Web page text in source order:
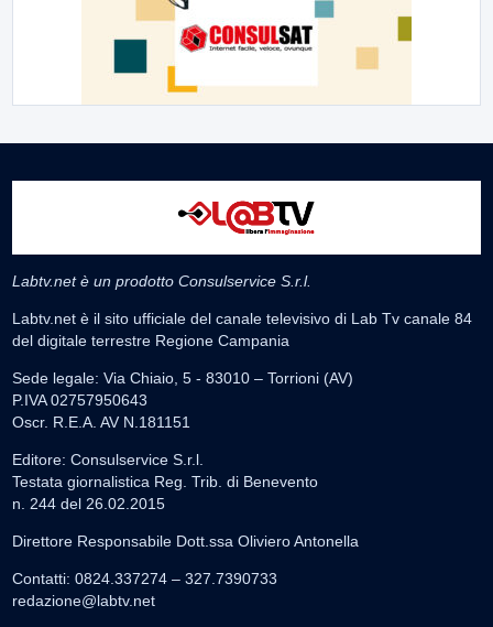
Labtv.net è un prodotto Consulservice S.r.l.
Labtv.net è il sito ufficiale del canale televisivo di Lab Tv canale 84
del digitale terrestre Regione Campania
Sede legale: Via Chiaio, 5 - 83010 – Torrioni (AV)
P.IVA 02757950643
Oscr. R.E.A. AV N.181151
Editore: Consulservice S.r.l.
Testata giornalistica Reg. Trib. di Benevento
n. 244 del 26.02.2015
Direttore Responsabile Dott.ssa Oliviero Antonella
Contatti: 0824.337274 – 327.7390733
redazione@labtv.net